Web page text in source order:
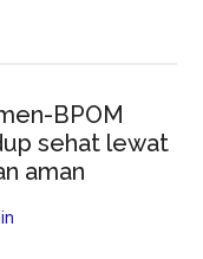
BPOM
sehat lewat
aman